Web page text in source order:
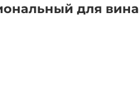
для вина